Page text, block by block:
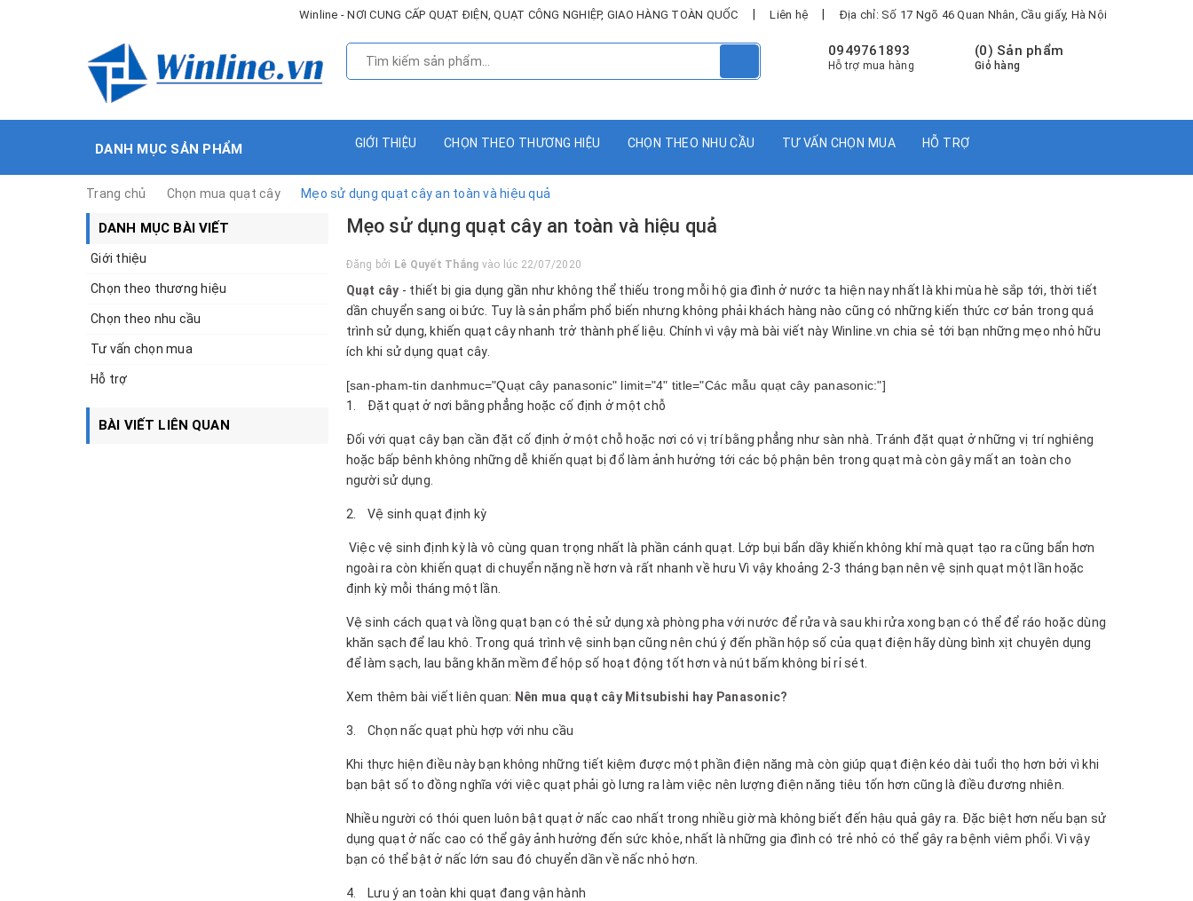
Winline - NƠI CUNG CẤP QUẠT ĐIỆN, QUẠT CÔNG NGHIỆP, GIAO HÀNG TOÀN QUỐC Liên hệ Địa chỉ: Số 17 Ngõ 46 Quan Nhân, Cầu giấy, Hà Nội
(0) Sản phẩm
Giỏ hàng
0949761893
Hỗ trợ mua hàng
DANH MỤC SẢN PHẨM GIỚI THIỆU CHỌN THEO THƯƠNG HIỆU CHỌN THEO NHU CẦU TƯ VẤN CHỌN MUA HỖ TRỢ
Trang chủ Chọn mua quạt cây Mẹo sử dụng quạt cây an toàn và hiệu quả
Mẹo sử dụng quạt cây an toàn và hiệu quả
Đăng bởi Lê Quyết Thắng vào lúc 22/07/2020
Quạt cây - thiết bị gia dụng gần như không thể thiếu trong mỗi hộ gia đình ở nước ta hiện nay nhất là khi mùa hè sắp tới, thời tiết
dần chuyển sang oi bức. Tuy là sản phẩm phổ biến nhưng không phải khách hàng nào cũng có những kiến thức cơ bản trong quá
trình sử dụng, khiến quạt cây nhanh trở thành phế liệu. Chính vì vậy mà bài viết này Winline.vn chia sẻ tới bạn những mẹo nhỏ hữu
ích khi sử dụng quạt cây.
[san-pham-tin danhmuc="Quạt cây panasonic" limit="4" title="Các mẫu quạt cây panasonic:"]
1. Đặt quạt ở nơi bằng phẳng hoặc cố định ở một chỗ
Đối với quạt cây bạn cần đặt cố định ở một chỗ hoặc nơi có vị trí bằng phẳng như sàn nhà. Tránh đặt quạt ở những vị trí nghiêng
hoặc bấp bênh không những dễ khiến quạt bị đổ làm ảnh hưởng tới các bộ phận bên trong quạt mà còn gây mất an toàn cho
người sử dụng.
2. Vệ sinh quạt định kỳ
Việc vệ sinh định kỳ là vô cùng quan trọng nhất là phần cánh quạt. Lớp bụi bẩn dầy khiến không khí mà quạt tạo ra cũng bẩn hơn
ngoài ra còn khiến quạt di chuyển nặng nề hơn và rất nhanh về hưu Vì vậy khoảng 2-3 tháng bạn nên vệ sịnh quạt một lần hoặc
định kỳ mỗi tháng một lần.
Vệ sinh cách quạt và lồng quạt bạn có thẻ sử dụng xà phòng pha với nước để rửa và sau khi rửa xong bạn có thể để ráo hoặc dùng
khăn sạch để lau khô. Trong quá trình vệ sinh bạn cũng nên chú ý đến phần hộp số của quạt điện hãy dùng bình xịt chuyên dụng
để làm sạch, lau bằng khăn mềm để hộp số hoạt động tốt hơn và nút bấm không bỉ rỉ sét.
Xem thêm bài viết liên quan: Nên mua quạt cây Mitsubishi hay Panasonic?
3. Chọn nấc quạt phù hợp với nhu cầu
Khi thực hiện điều này bạn không những tiết kiệm được một phần điện năng mà còn giúp quạt điện kéo dài tuổi thọ hơn bởi vì khi
bạn bật số to đồng nghĩa với việc quạt phải gò lưng ra làm việc nên lượng điện năng tiêu tốn hơn cũng là điều đương nhiên.
Nhiều người có thói quen luôn bật quạt ở nấc cao nhất trong nhiều giờ mà không biết đến hậu quả gây ra. Đặc biệt hơn nếu bạn sử
dụng quạt ở nấc cao có thể gây ảnh hưởng đến sức khỏe, nhất là những gia đình có trẻ nhỏ có thể gây ra bệnh viêm phổi. Vì vậy
bạn có thể bật ở nấc lớn sau đó chuyển dần về nấc nhỏ hơn.
4. Lưu ý an toàn khi quạt đang vận hành
DANH MỤC BÀI VIẾT
Giới thiệu
Chọn theo thương hiệu
Chọn theo nhu cầu
Tư vấn chọn mua
Hỗ trợ
BÀI VIẾT LIÊN QUAN